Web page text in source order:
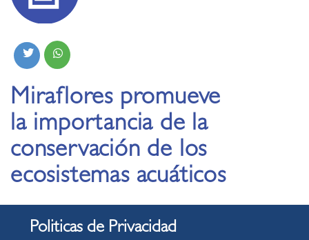
Miraflores promueve
la importancia de la
conservación de los
ecosistemas acuáticos
08.05.2023